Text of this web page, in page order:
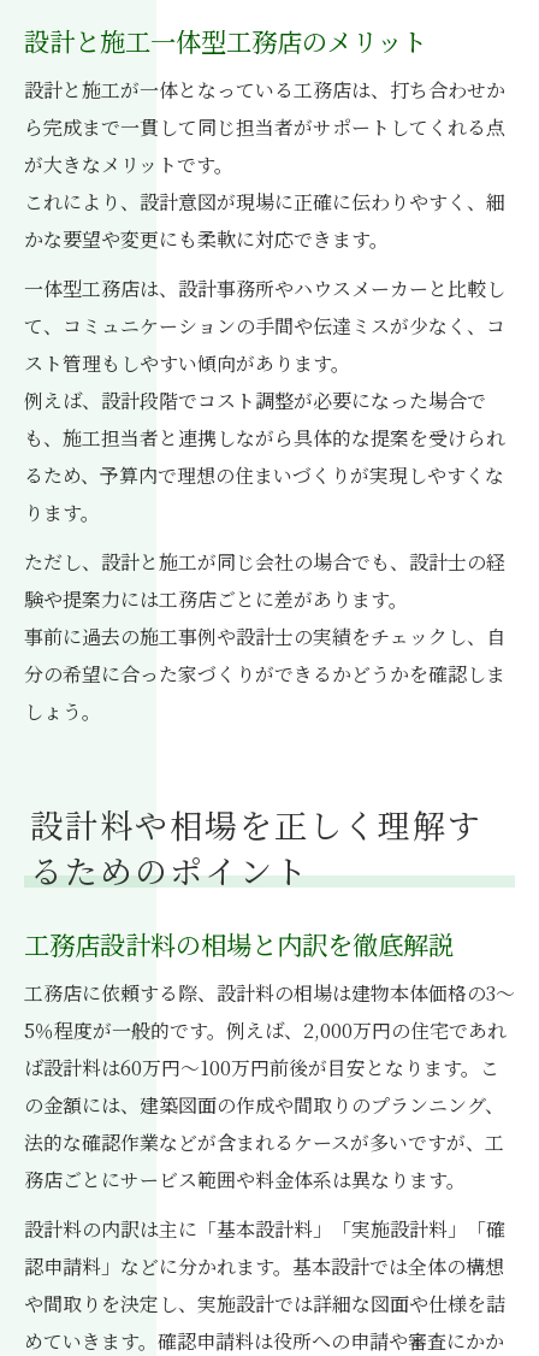
設計と施工一体型工務店のメリット
設計と施工が一体となっている工務店は、打ち合わせか
ら完成まで一貫して同じ担当者がサポートしてくれる点
が大きなメリットです。
これにより、設計意図が現場に正確に伝わりやすく、細
かな要望や変更にも柔軟に対応できます。
一体型工務店は、設計事務所やハウスメーカーと比較し
て、コミュニケーションの手間や伝達ミスが少なく、コ
スト管理もしやすい傾向があります。
例えば、設計段階でコスト調整が必要になった場合で
も、施工担当者と連携しながら具体的な提案を受けられ
るため、予算内で理想の住まいづくりが実現しやすくな
ります。
ただし、設計と施工が同じ会社の場合でも、設計士の経
験や提案力には工務店ごとに差があります。
事前に過去の施工事例や設計士の実績をチェックし、自
分の希望に合った家づくりができるかどうかを確認しま
しょう。
設計料や相場を正しく理解す
るためのポイント
工務店設計料の相場と内訳を徹底解説
工務店に依頼する際、設計料の相場は建物本体価格の3〜
5％程度が一般的です。例えば、2,000万円の住宅であれ
ば設計料は60万円〜100万円前後が目安となります。こ
の金額には、建築図面の作成や間取りのプランニング、
法的な確認作業などが含まれるケースが多いですが、工
務店ごとにサービス範囲や料金体系は異なります。
設計料の内訳は主に「基本設計料」「実施設計料」「確
認申請料」などに分かれます。基本設計では全体の構想
や間取りを決定し、実施設計では詳細な図面や仕様を詰
めていきます。確認申請料は役所への申請や審査にかか